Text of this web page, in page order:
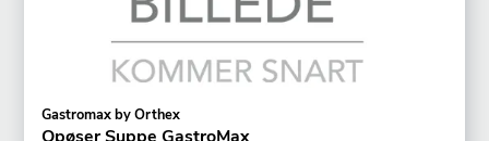
Gastromax by Orthex